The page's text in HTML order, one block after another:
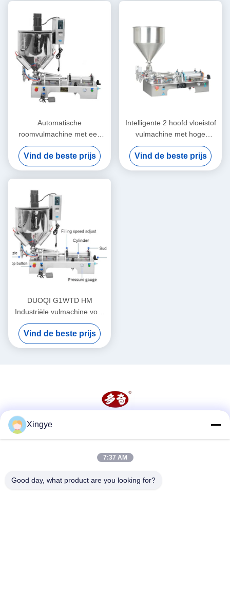
Automatische
roomvulmachine met een
hoog rendement Stabiel
functioneren Roestvrij
Vind de beste prijs
Intelligente 2 hoofd vloeistof
vulmachine met hoge
precisie voor honing en sap
Vind de beste prijs
DUOQI G1WTD HM
Industriële vulmachine voor
dikke pasta met
verwarmingshopper
Vind de beste prijs
Xingye
7:37 AM
Good day, what product are you looking for?